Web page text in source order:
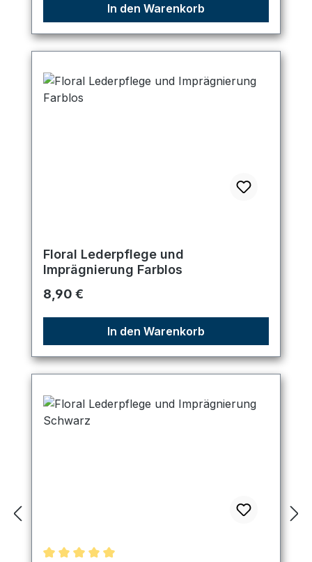
In den Warenkorb
Floral Lederpflege und
Imprägnierung Farblos
Regulärer Preis:
8,90 €
In den Warenkorb